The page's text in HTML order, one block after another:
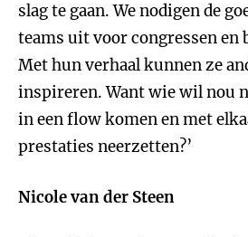
slag te gaan. We nodigen de
teams uit voor congressen en
Met hun verhaal kunnen ze
inspireren. Want wie wil nou
in een flow komen en met
prestaties neerzetten?’
Nicole van der Steen